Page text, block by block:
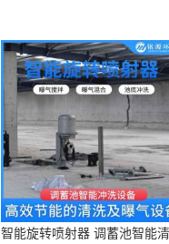
智能旋转喷射器 调蓄池智能